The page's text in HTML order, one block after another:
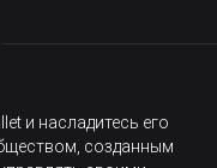
и насладитесь его
созданным